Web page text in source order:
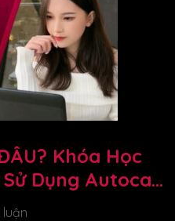
Khóa Học
Dụng Autocad
Vũ Hiền – HAU